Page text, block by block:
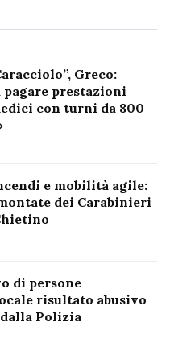
Greco:
pagare prestazioni
con turni da 800
e mobilità agile:
dei Carabinieri
di persone
risultato abusivo
Polizia